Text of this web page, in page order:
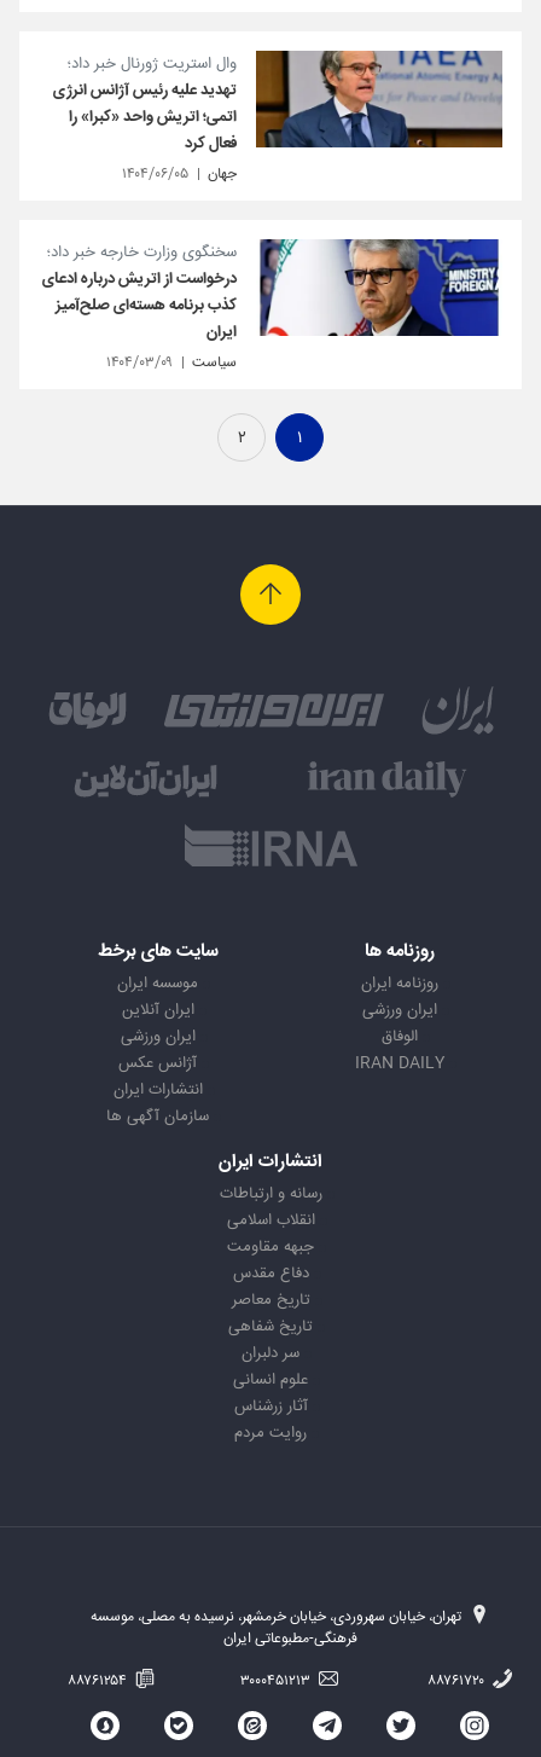
وال استریت ژورنال خبر داد؛
تهدید علیه رئیس آژانس انرژی
اتمی؛ اتریش واحد «کبرا» را
فعال کرد
جهان ۱۴۰۴/۰۶/۰۵
سخنگوی وزارت خارجه خبر داد؛
درخواست از اتریش درباره ادعای
کذب برنامه هسته‌ای صلح‌آمیز
ایران
سیاست ۱۴۰۴/۰۳/۰۹
۱ ۲
روزنامه ها
روزنامه ایران
ایران ورزشی
الوفاق
IRAN DAILY
سایت های برخط
موسسه ایران
ایران آنلاین
ایران ورزشی
آژانس عکس
انتشارات ایران
سازمان آگهی ها
انتشارات ایران
رسانه و ارتباطات
انقلاب اسلامی
جبهه مقاومت
دفاع مقدس
تاریخ معاصر
تاریخ شفاهی
سر دلبران
علوم انسانی
آثار زرشناس
روایت مردم
تهران، خیابان سهروردی، خیابان خرمشهر، نرسیده به مصلی، موسسه
فرهنگی-مطبوعاتی ایران